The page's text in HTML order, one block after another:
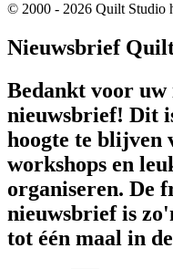
© 2000 - 2026 Quilt Studio
Nieuwsbrief
Bedankt voor uw
nieuwsbrief! Dit
hoogte te blijven
workshops en
organiseren. De
nieuwsbrief is
tot één maal in